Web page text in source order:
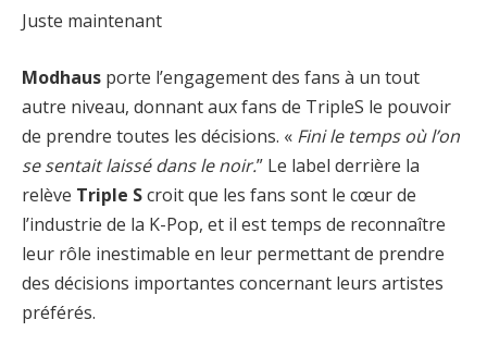
Juste maintenant
Modhaus porte l’engagement des fans à un tout
autre niveau, donnant aux fans de TripleS le pouvoir
de prendre toutes les décisions. « Fini le temps où l’on
se sentait laissé dans le noir.” Le label derrière la
relève Triple Scroit que les fans sont le cœur de
l’industrie de la K-Pop, et il est temps de reconnaître
leur rôle inestimable en leur permettant de prendre
des décisions importantes concernant leurs artistes
préférés.